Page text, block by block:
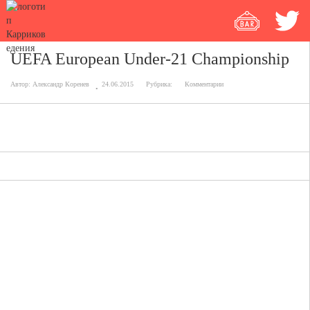
UEFA European Under-21 Championship
Автор: Александр Коренев 24.06.2015 Рубрика: Комментарии